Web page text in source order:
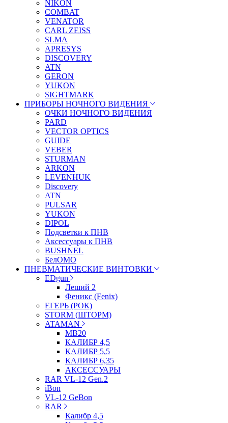
NIKON
COMBAT
VENATOR
CARL ZEISS
SLMA
APRESYS
DISCOVERY
ATN
GERON
YUKON
SIGHTMARK
ПРИБОРЫ НОЧНОГО ВИДЕНИЯ
ОЧКИ НОЧНОГО ВИДЕНИЯ
PARD
VECTOR OPTICS
GUIDE
VEBER
STURMAN
ARKON
LEVENHUK
Discovery
ATN
PULSAR
YUKON
DIPOL
Подсветки к ПНВ
Аксессуары к ПНВ
BUSHNEL
БелОМО
ПНЕВМАТИЧЕСКИЕ ВИНТОВКИ
EDgun
Леший 2
Феникс (Fenix)
ЕГЕРЬ (РОК)
STORM (ШТОРМ)
ATAMAN
МВ20
КАЛИБР 4,5
КАЛИБР 5,5
КАЛИБР 6,35
АКСЕССУАРЫ
RAR VL-12 Gen.2
iBon
VL-12 GeBon
RAR
Калибр 4,5